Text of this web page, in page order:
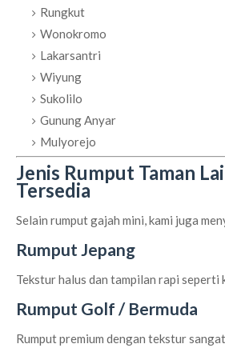
Rungkut
Wonokromo
Lakarsantri
Wiyung
Sukolilo
Gunung Anyar
Mulyorejo
Jenis Rumput Taman
Tersedia
Selain rumput gajah mini, kami juga
Rumput Jepang
Tekstur halus dan tampilan rapi seperti
Rumput Golf / Bermuda
Rumput premium dengan tekstur sangat